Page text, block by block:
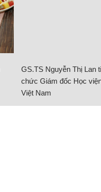
GS.TS Nguyễn Thị Lan
chức Giám đốc Học
Việt Nam